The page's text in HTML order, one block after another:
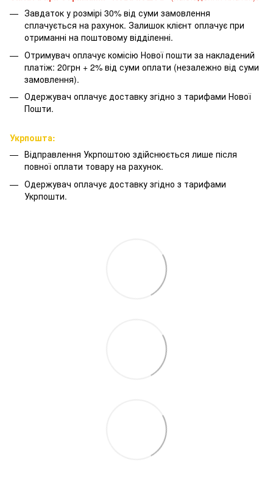
Завдаток у розмірі 30% від суми замовлення
сплачується на рахунок. Залишок клієнт оплачує при
отриманні на поштовому відділенні.
Отримувач оплачує комісію Нової пошти за накладений
платіж: 20грн + 2% від суми оплати (незалежно від суми
замовлення).
Одержувач оплачує доставку згідно з тарифами Нової
Пошти.
Укрпошта:
Відправлення Укрпоштою здійснюється лише після
повної оплати товару на рахунок.
Одержувач оплачує доставку згідно з тарифами
Укрпошти.